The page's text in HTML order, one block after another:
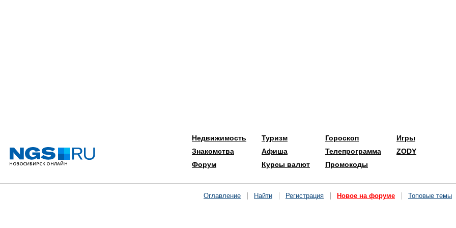
Недвижимость
Знакомства
Форум
Туризм
Афиша
Курсы валют
Гороскоп
Телепрограмма
Промокоды
Игры
ZODY
Оглавление Найти Регистрация Новое на форуме Топовые темы